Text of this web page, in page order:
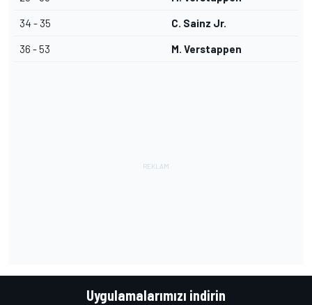
34 - 35 C. Sainz Jr.
36 - 53 M. Verstappen
Uygulamalarımızı indirin